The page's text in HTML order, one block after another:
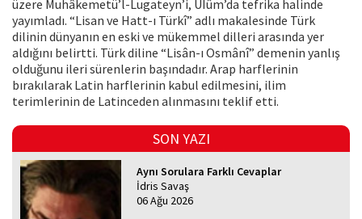
üzere Muhâkemetü’l-Lugateyn’i, UIûm’da tefrika halinde
yayımladı. “Lisan ve Hatt-ı Türkî” adlı makalesinde Türk
dilinin dünyanın en eski ve mükemmel dilleri arasında yer
aldığını belirtti. Türk diline “Lisân-ı Osmânî” demenin yanlış
olduğunu ileri sürenlerin başındadır. Arap harflerinin
bırakılarak Latin harflerinin kabul edilmesini, ilim
terimlerinin de Latinceden alınmasını teklif etti.
SON YAZI
Aynı Sorulara Farklı Cevaplar
İdris Savaş
06 Ağu 2026